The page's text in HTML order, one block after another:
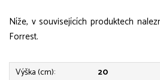
Níže, v souvisejících produktech
Forrest.
Výška (cm):
20